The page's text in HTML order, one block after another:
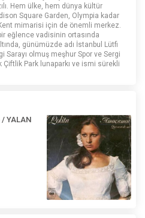
Hem ülke, hem dünya kültür
Square Garden, Olympia kadar
mimarisi için de önemli merkez.
eğlence vadisinin ortasında
günümüzde adı İstanbul Lütfi
Sarayı olmuş meşhur Spor ve Sergi
Çiftlik Park lunaparkı ve ismi sürekli
/ YALAN